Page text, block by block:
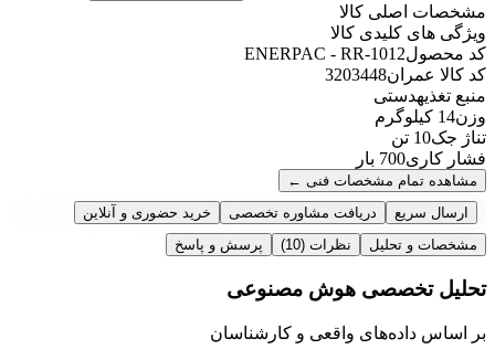
مشخصات اصلی کالا
ویژگی های کلیدی کالا
کد محصولENERPAC - RR-1012
کد کالا عمران3203448
منبع تغذیهدستی
وزن14 کیلوگرم
تناژ جک10 تن
فشار کاری700 بار
مشاهده تمام مشخصات فنی ←
ارسال سریع
دریافت مشاوره تخصصی
خرید حضوری و آنلاین
مشخصات و تحلیل
نظرات (10) پرسش و پاسخ
تحلیل تخصصی هوش مصنوعی
بر اساس داده‌های واقعی و کارشناسان